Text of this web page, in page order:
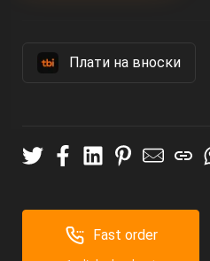
Πлати на вноски
Fast order